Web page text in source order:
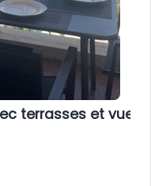
terrasses et vue